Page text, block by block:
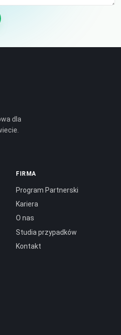
dla
FIRMA
Program Partnerski
Kariera
O nas
Studia przypadków
Kontakt